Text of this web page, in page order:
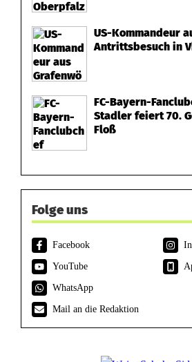
US-Kommandeur
Antrittsbesuch in
FC-Bayern-
Stadler feiert 70.
Floß
Folge uns
Facebook
YouTube
WhatsApp
Mail an die Redaktion